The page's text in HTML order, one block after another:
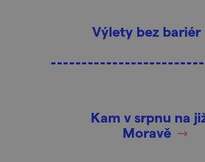
Výlety bez bariér
Kam v srpnu na
Moravě